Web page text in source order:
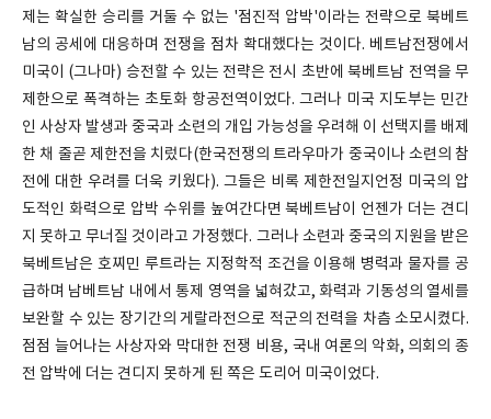
제는 확실한 승리를 거둘 수 없는 '점진적 압박'이라는 전략으로 북베트
남의 공세에 대응하며 전쟁을 점차 확대했다는 것이다. 베트남전쟁에서
미국이 (그나마) 승전할 수 있는 전략은 전시 초반에 북베트남 전역을 무
제한으로 폭격하는 초토화 항공전역이었다. 그러나 미국 지도부는 민간
인 사상자 발생과 중국과 소련의 개입 가능성을 우려해 이 선택지를 배제
한 채 줄곧 제한전을 치렀다(한국전쟁의 트라우마가 중국이나 소련의 참
전에 대한 우려를 더욱 키웠다). 그들은 비록 제한전일지언정 미국의 압
도적인 화력으로 압박 수위를 높여간다면 북베트남이 언젠가 더는 견디
지 못하고 무너질 것이라고 가정했다. 그러나 소련과 중국의 지원을 받은
북베트남은 호찌민 루트라는 지정학적 조건을 이용해 병력과 물자를 공
급하며 남베트남 내에서 통제 영역을 넓혀갔고, 화력과 기동성의 열세를
보완할 수 있는 장기간의 게랄라전으로 적군의 전력을 차츰 소모시켰다.
점점 늘어나는 사상자와 막대한 전쟁 비용, 국내 여론의 악화, 의회의 종
전 압박에 더는 견디지 못하게 된 쪽은 도리어 미국이었다.